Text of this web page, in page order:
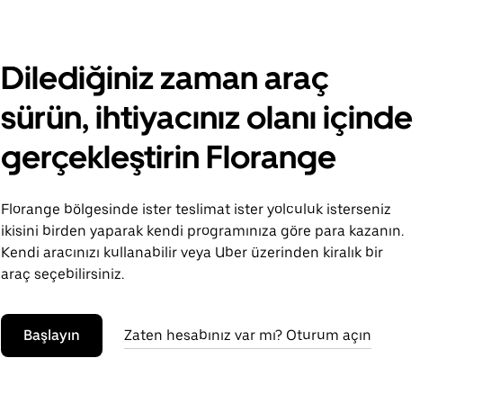
Dilediğiniz zaman araç
sürün, ihtiyacınız olanı içinde
gerçekleştirin Florange
Florange bölgesinde ister teslimat ister yolculuk isterseniz
ikisini birden yaparak kendi programınıza göre para kazanın.
Kendi aracınızı kullanabilir veya Uber üzerinden kiralık bir
araç seçebilirsiniz.
Başlayın Zaten hesabınız var mı? Oturum açın